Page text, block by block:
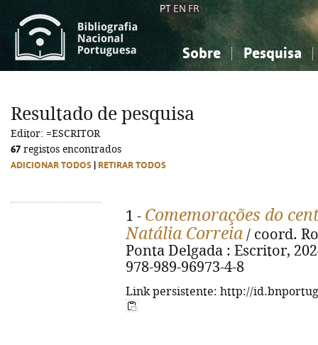
PT EN FR
Sobre Pesquisa
Ciências sociais...
Ciências sociais...
Resultado de pesquisa
Editor: =ESCRITOR
67 registos encontrados
ADICIONAR TODOS RETIRAR TODOS
1 - Comemorações do
Natália Correia / coord.
Ponta Delgada : Escritor,
978-989-96973-4-8
Link persistente: http://